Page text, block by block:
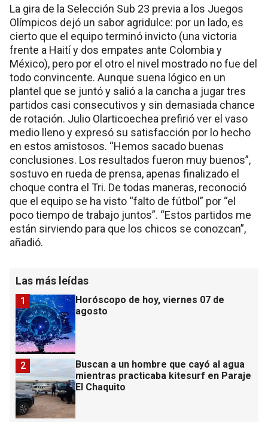
La gira de la Selección Sub 23 previa a los Juegos
Olímpicos dejó un sabor agridulce: por un lado, es
cierto que el equipo terminó invicto (una victoria
frente a Haití y dos empates ante Colombia y
México), pero por el otro el nivel mostrado no fue del
todo convincente. Aunque suena lógico en un
plantel que se juntó y salió a la cancha a jugar tres
partidos casi consecutivos y sin demasiada chance
de rotación. Julio Olarticoechea prefirió ver el vaso
medio lleno y expresó su satisfacción por lo hecho
en estos amistosos. “Hemos sacado buenas
conclusiones. Los resultados fueron muy buenos”,
sostuvo en rueda de prensa, apenas finalizado el
choque contra el Tri. De todas maneras, reconoció
que el equipo se ha visto “falto de fútbol” por “el
poco tiempo de trabajo juntos”. “Estos partidos me
están sirviendo para que los chicos se conozcan”,
añadió.
Las más leídas
Horóscopo de hoy, viernes 07 de
agosto
1
Buscan a un hombre que cayó al agua
mientras practicaba kitesurf en Paraje
El Chaquito
2